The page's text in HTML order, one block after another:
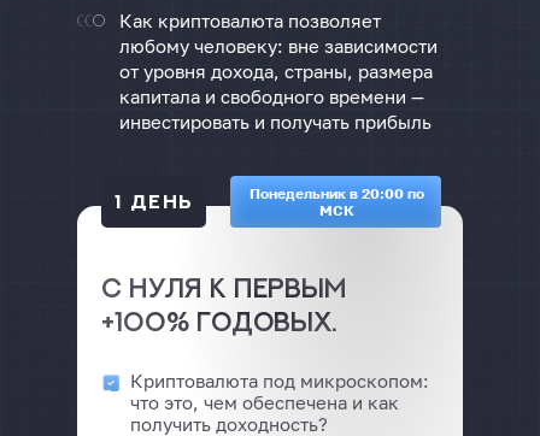
Как криптовалюта позволяет
любому человеку: вне зависимости
от уровня дохода, страны, размера
капитала и свободного времени —
инвестировать и получать прибыль
С нуля к первым
+100% годовых.
1 ДЕНЬ
Понедельник в 20:00 по
МСК
Криптовалюта под микроскопом:
что это, чем обеспечена и как
получить доходность?